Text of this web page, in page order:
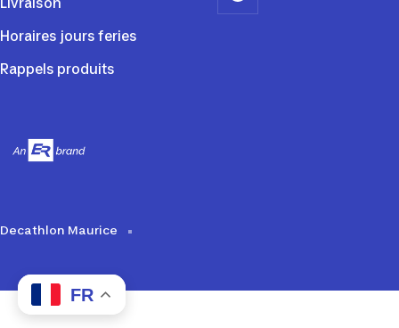
Horaires jours feries
Rappels produits
Decathlon Maurice
FR